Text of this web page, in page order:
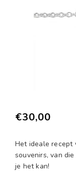
€30,00
Het ideale recept
souvenirs, van
je het kan!